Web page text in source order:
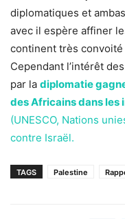
diplomatiques et
avec il espère affiner
continent très
Cependant l’intérêt
par la diplomatie
des Africains dans
(UNESCO, Nations
contre Israël.
TAGS Palestine